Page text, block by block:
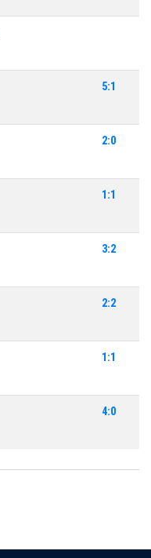
5:1
2:0
1:1
3:2
2:2
1:1
4:0